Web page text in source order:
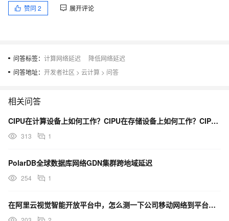
赞同 2 展开评论
问答标签： 计算网络延迟
降低网络延迟
问答地址： 开发者社区 > 云计算 > 问答
相关问答
CIPU在计算设备上如何工作？CIPU在存储设备上如何工作？CIPU在网络设备上如何工作？
313 1
PolarDB全球数据库网络GDN集群跨地域延迟
254 1
在阿里云视觉智能开放平台中，怎么测一下公司移动网络到平台的延迟或dns?